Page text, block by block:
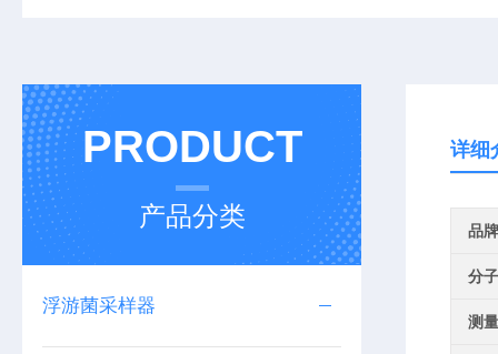
PRODUCT
产品分类
浮游菌采样器
详细
品牌
分
测